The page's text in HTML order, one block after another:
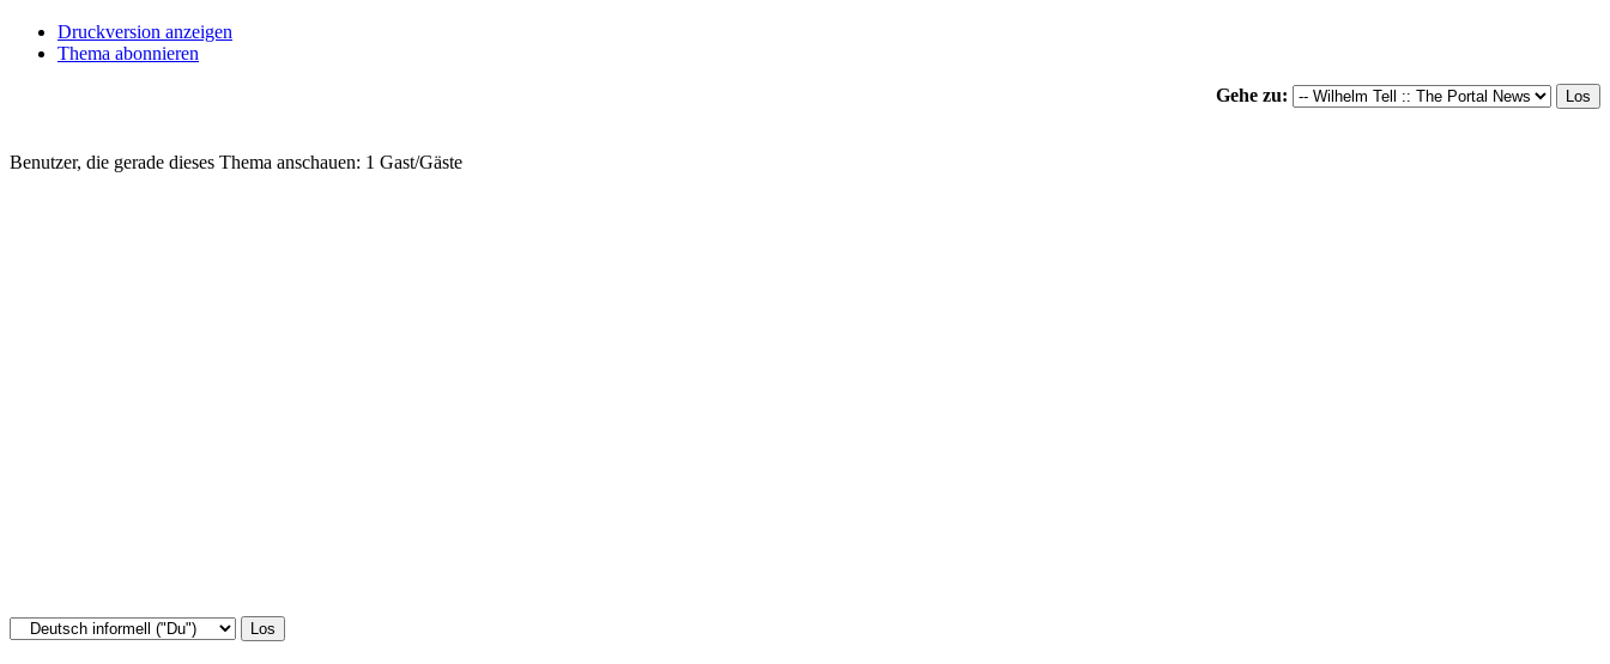
Druckversion anzeigen
Thema abonnieren
Gehe zu:
Benutzer, die gerade dieses Thema anschauen: 1 Gast/Gäste